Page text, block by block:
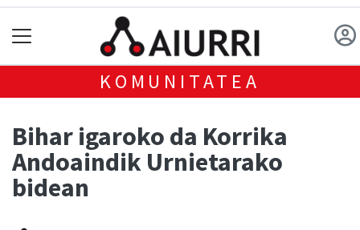
KOMUNITATEA
Bihar igaroko da Korrika
Andoaindik Urnietarako
bidean